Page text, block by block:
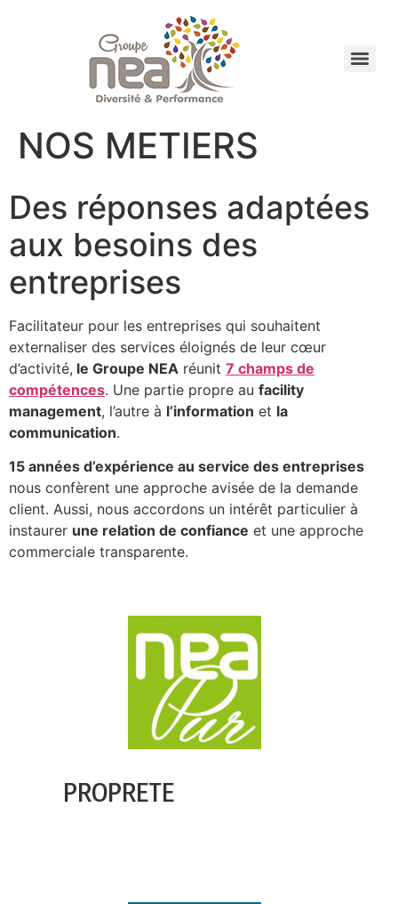
NOS METIERS
Des réponses adaptées
aux besoins des
entreprises
Facilitateur pour les entreprises qui souhaitent
externaliser des services éloignés de leur cœur
d’activité, le Groupe NEA réunit 7 champs de
compétences. Une partie propre au facility
management, l’autre à l’information et la
communication.
15 années d’expérience au service des entreprises
nous confèrent une approche avisée de la demande
client. Aussi, nous accordons un intérêt particulier à
instaurer une relation de confiance et une approche
commerciale transparente.
PROPRETE